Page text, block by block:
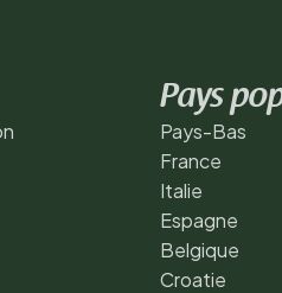
Pays
Pays-Bas
France
Italie
Espagne
Belgique
Croatie